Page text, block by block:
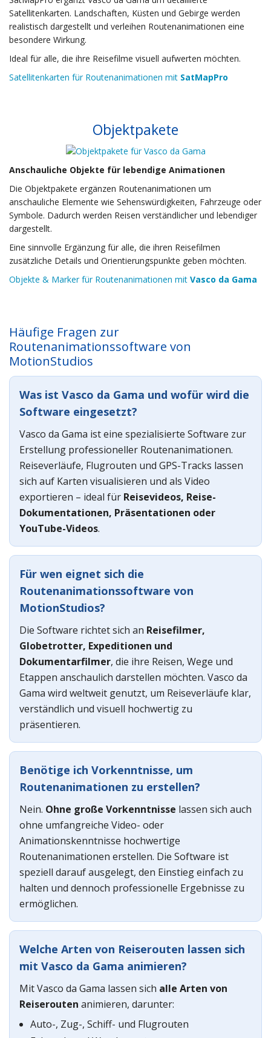
Satellitenkarten. Landschaften, Küsten und Gebirge werden
realistisch dargestellt und verleihen Routenanimationen eine
besondere Wirkung.
Ideal für alle, die ihre Reisefilme visuell aufwerten möchten.
Satellitenkarten für Routenanimationen mit SatMapPro
Objektpakete
Anschauliche Objekte für lebendige Animationen
Die Objektpakete ergänzen Routenanimationen um
anschauliche Elemente wie Sehenswürdigkeiten, Fahrzeuge oder
Symbole. Dadurch werden Reisen verständlicher und lebendiger
dargestellt.
Eine sinnvolle Ergänzung für alle, die ihren Reisefilmen
zusätzliche Details und Orientierungspunkte geben möchten.
Objekte & Marker für Routenanimationen mit Vasco da Gama
Häufige Fragen zur
Routenanimationssoftware von
MotionStudios
Was ist Vasco da Gama und wofür wird die
Software eingesetzt?
Vasco da Gama ist eine spezialisierte Software zur
Erstellung professioneller Routenanimationen.
Reiseverläufe, Flugrouten und GPS-Tracks lassen
sich auf Karten visualisieren und als Video
exportieren – ideal für Reisevideos, Reise-
Dokumentationen, Präsentationen oder
YouTube-Videos.
Für wen eignet sich die
Routenanimationssoftware von
MotionStudios?
Die Software richtet sich an Reisefilmer,
Globetrotter, Expeditionen und
Dokumentarfilmer, die ihre Reisen, Wege und
Etappen anschaulich darstellen möchten. Vasco da
Gama wird weltweit genutzt, um Reiseverläufe klar,
verständlich und visuell hochwertig zu
präsentieren.
Benötige ich Vorkenntnisse, um
Routenanimationen zu erstellen?
Nein. Ohne große Vorkenntnisse lassen sich auch
ohne umfangreiche Video- oder
Animationskenntnisse hochwertige
Routenanimationen erstellen. Die Software ist
speziell darauf ausgelegt, den Einstieg einfach zu
halten und dennoch professionelle Ergebnisse zu
ermöglichen.
Welche Arten von Reiserouten lassen sich
mit Vasco da Gama animieren?
Mit Vasco da Gama lassen sich alle Arten von
Reiserouten animieren, darunter:
Auto-, Zug-, Schiff- und Flugrouten